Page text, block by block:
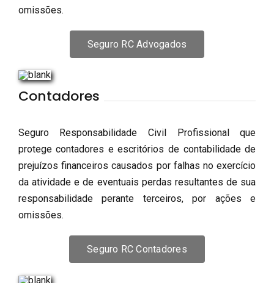
omissões.
Seguro RC Advogados
Contadores
Seguro Responsabilidade Civil Profissional que
protege contadores e escritórios de contabilidade de
prejuízos financeiros causados por falhas no exercício
da atividade e de eventuais perdas resultantes de sua
responsabilidade perante terceiros, por ações e
omissões.
Seguro RC Contadores